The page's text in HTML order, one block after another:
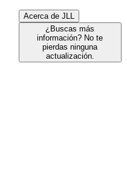
Acerca de JLL
¿Buscas más
información? No te
pierdas ninguna
actualización.